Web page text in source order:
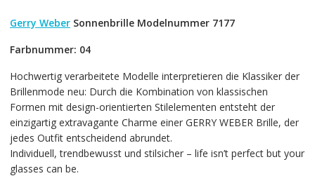
Gerry WeberSonnenbrille Modelnummer 7177
Farbnummer: 04
Hochwertig verarbeitete Modelle interpretieren die Klassiker der
Brillenmode neu: Durch die Kombination von klassischen
Formen mit design-orientierten Stilelementen entsteht der
einzigartig extravagante Charme einer GERRY WEBER Brille, der
jedes Outfit entscheidend abrundet.
Individuell, trendbewusst und stilsicher – life isn’t perfect but your
glasses can be.